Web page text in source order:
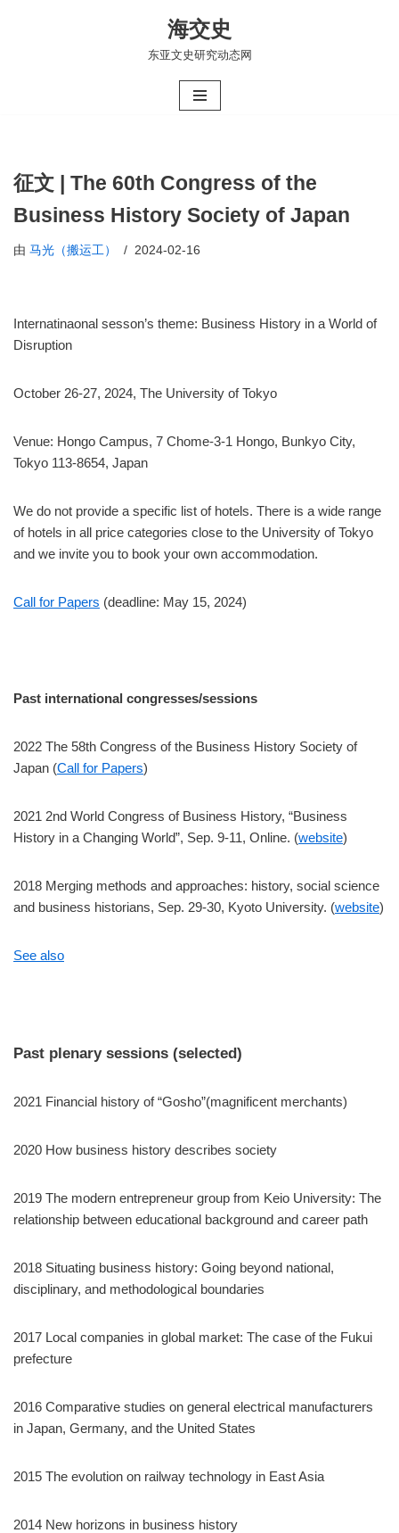
海交史
东亚文史研究动态网
征文 | The 60th Congress of the
Business History Society of Japan
由 马光（搬运工） 2024-02-16
Internatinaonal sesson’s theme: Business History in a World of
Disruption
October 26-27, 2024, The University of Tokyo
Venue: Hongo Campus, 7 Chome-3-1 Hongo, Bunkyo City,
Tokyo 113-8654, Japan
We do not provide a specific list of hotels. There is a wide range
of hotels in all price categories close to the University of Tokyo
and we invite you to book your own accommodation.
Call for Papers (deadline: May 15, 2024)
Past international congresses/sessions
2022 The 58th Congress of the Business History Society of
Japan (Call for Papers)
2021 2nd World Congress of Business History, “Business
History in a Changing World”, Sep. 9-11, Online. (website)
2018 Merging methods and approaches: history, social science
and business historians, Sep. 29-30, Kyoto University. (website)
See also
Past plenary sessions (selected)
2021 Financial history of “Gosho”(magnificent merchants)
2020 How business history describes society
2019 The modern entrepreneur group from Keio University: The
relationship between educational background and career path
2018 Situating business history: Going beyond national,
disciplinary, and methodological boundaries
2017 Local companies in global market: The case of the Fukui
prefecture
2016 Comparative studies on general electrical manufacturers
in Japan, Germany, and the United States
2015 The evolution on railway technology in East Asia
2014 New horizons in business history